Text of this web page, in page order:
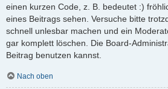
einen kurzen Code, z. B. bedeutet :)
eines Beitrags sehen. Versuche bitte
schnell unlesbar machen und ein
gar komplett löschen. Die Board-
Beitrag benutzen kannst.
Nach oben